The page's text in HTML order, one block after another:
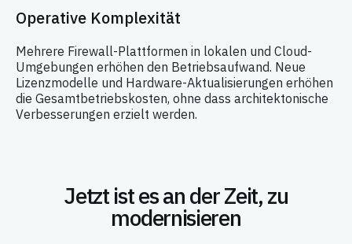
Operative Komplexität
Mehrere Firewall-Plattformen in lokalen und Cloud-
Umgebungen erhöhen den Betriebsaufwand. Neue
Lizenzmodelle und Hardware-Aktualisierungen erhöhen
die Gesamtbetriebskosten, ohne dass architektonische
Verbesserungen erzielt werden.
Jetzt ist es an der Zeit, zu
modernisieren